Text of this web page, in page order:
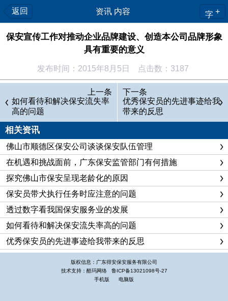
返回 资讯 内容 字 +
保安宣传工作对推动企业品牌建设、创造本公司品牌形象
具有重要的意义
发布时间：2015年8月5日 点击数：3187
随着《保安服务管理条例》的深入贯彻落实，保安服务市场
的逐步开放，我国保安服务市场的经营形势也发生了根本性的变
化，在服务同质化、竞争白热化、经营多很化的市场环境下，保
安宣传工作是作为树立保安企业形象、激励员工敬业精神、增强
企业凝聚力量、推动企业品牌建设、创造本公司品牌形象具有重
要的意义。
意义
宣传工作是社会各界了解保安、认识保安的重要窗口，是向
社会传递一股正能量，是保安工作的一部分，特别是在信息化的
全媒时代，营造积很健康、和谐良好的舆沦氛围，有利于保安服
务业在优越的外部环境中又好又快的发展。
做好保安宣传工作是增强企业文化底蕴和市场核心竞争力的
渠道之一，是凝聚企业建设精神力量的重要组成部分，充分发挥
上一条
如何看待和解决保安流失率
高的问题
下一条
优秀保安员的先进事迹给我
带来的反思
相关资讯
佛山市顺德区保安公司谈谈保安队伍管理
在机遇和挑战面前，广东保安监管部门有何措施
探究佛山市保安呈现老龄化的原因
保安员带犬执行任务时应注意的问题
透过数字看我国保安服务业的发展
如何看待和解决保安流失率高的问题
优秀保安员的先进事迹给我带来的反思
版权信息：广东得安保安服务有限公司
技术支持：酷玛网络 鲁ICP备13021098号-27
手机版
电脑版